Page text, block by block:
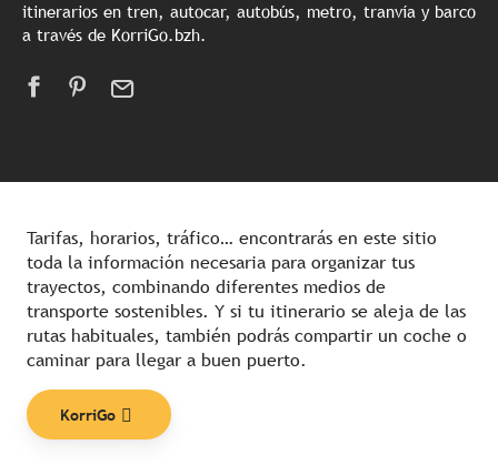
itinerarios en tren, autocar, autobús, metro, tranvía y barco
a través de KorriGo.bzh.
Tarifas, horarios, tráfico… encontrarás en este sitio
toda la información necesaria para organizar tus
trayectos, combinando diferentes medios de
transporte sostenibles. Y si tu itinerario se aleja de las
rutas habituales, también podrás compartir un coche o
caminar para llegar a buen puerto.
KorriGo